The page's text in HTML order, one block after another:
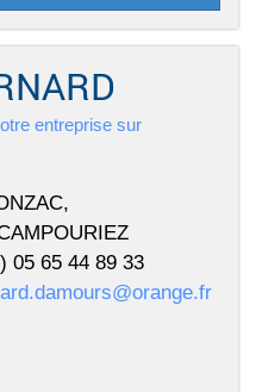
entreprise sur
05 65 44 89 33